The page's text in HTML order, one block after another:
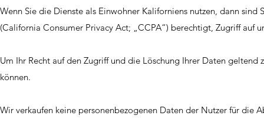
Wenn Sie die Dienste als Einwohner Kaliforniens nutzen, dann
(California Consumer Privacy Act; „CCPA“) berechtigt, Zugriff auf
Um Ihr Recht auf den Zugriff und die Löschung Ihrer Daten geltend
können.
Wir verkaufen keine personenbezogenen Daten der Nutzer für die